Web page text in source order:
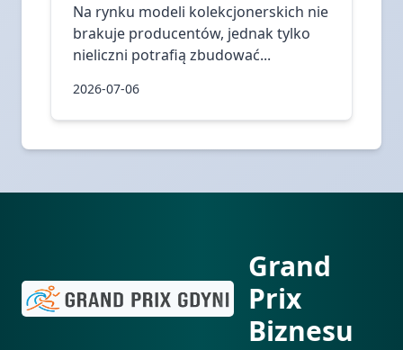
Na rynku modeli kolekcjonerskich nie
brakuje producentów, jednak tylko
nieliczni potrafią zbudować...
2026-07-06
Grand
Prix
Biznesu